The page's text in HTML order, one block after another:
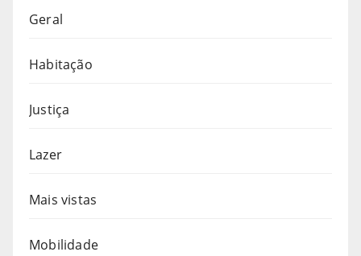
Geral
Habitação
Justiça
Lazer
Mais vistas
Mobilidade